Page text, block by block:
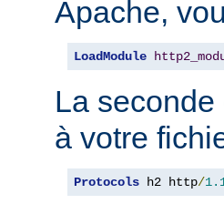
Apache,
LoadModule
La
à votre
Protocols h2 http/